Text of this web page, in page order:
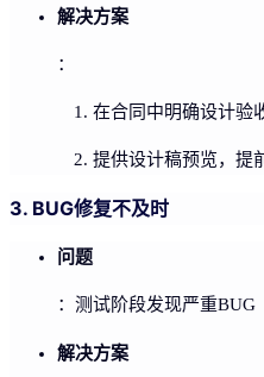
解决方案
：
在合同中明确设计验
提供设计稿预览，提
3. BUG修复不及时
问题
：测试阶段发现严重BUG
解决方案